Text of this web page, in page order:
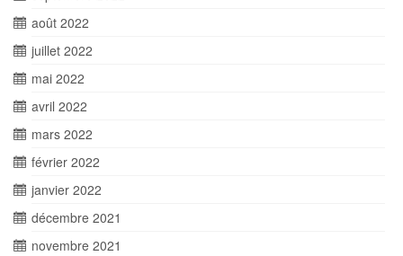
août 2022
juillet 2022
mai 2022
avril 2022
mars 2022
février 2022
janvier 2022
décembre 2021
novembre 2021